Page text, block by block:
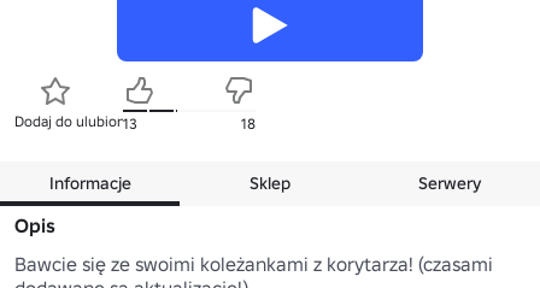
Dodaj do ulubionych
13 18
Informacje Sklep Serwery
Opis
Bawcie się ze swoimi koleżankami z korytarza! (czasami